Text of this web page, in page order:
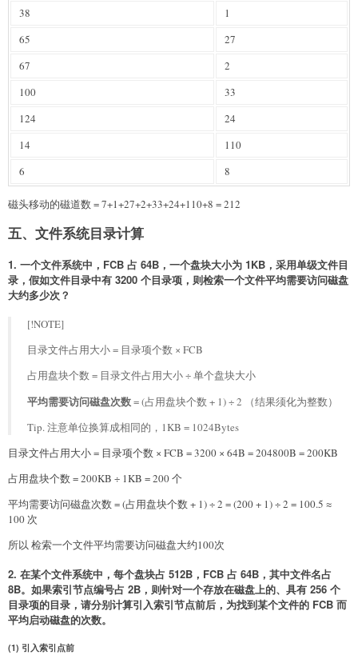
38
1
65
27
67
2
100
33
124
24
14
110
6
8
磁头移动的磁道数 = 7+1+27+2+33+24+110+8 = 212
五、文件系统目录计算
1. 一个文件系统中，FCB 占 64B，一个盘块大小为 1KB，采用单级文件目
录，假如文件目录中有 3200 个目录项，则检索一个文件平均需要访问磁盘
大约多少次？
[!NOTE]
目录文件占用大小 = 目录项个数 × FCB
占用盘块个数 = 目录文件占用大小 ÷ 单个盘块大小
平均需要访问磁盘次数= (占用盘块个数 + 1) ÷ 2 （结果须化为整数）
Tip. 注意单位换算成相同的，1KB = 1024Bytes
目录文件占用大小 = 目录项个数 × FCB = 3200 × 64B = 204800B = 200KB
占用盘块个数 = 200KB ÷ 1KB = 200 个
平均需要访问磁盘次数 = (占用盘块个数 + 1) ÷ 2 = (200 + 1) ÷ 2 = 100.5 ≈
100 次
所以 检索一个文件平均需要访问磁盘大约100次
2. 在某个文件系统中，每个盘块占 512B，FCB 占 64B，其中文件名占
8B。如果索引节点编号占 2B，则针对一个存放在磁盘上的、具有 256 个
目录项的目录，请分别计算引入索引节点前后，为找到某个文件的 FCB 而
平均启动磁盘的次数。
(1) 引入索引点前